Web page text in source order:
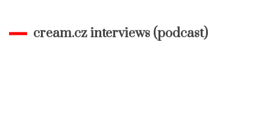
cream.cz interviews (podcast)